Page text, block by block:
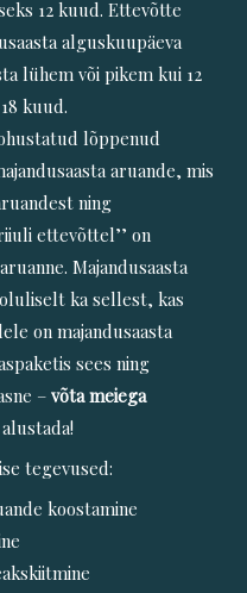
12 kuud. Ettevõtte
alguskuupäeva
lühem või pikem kui 12
kuud.
lõppenud
aruande, mis
ning
ettevõttel’’ on
Majandusaasta
ka sellest, kas
on majandusaasta
sees ning
–võta meiega
tegevused:
koostamine